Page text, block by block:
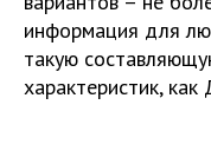
информация для
такую
характеристик,